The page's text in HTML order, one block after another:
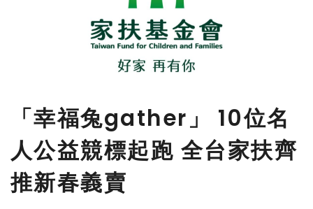
「幸福兔gather」 10位名
人公益競標起跑 全台家扶齊
推新春義賣